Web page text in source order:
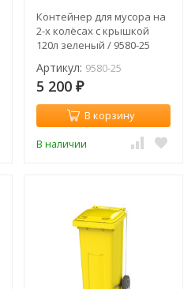
Контейнер для мусора на
2-х колёсах с крышкой
120л зеленый / 9580-25
Артикул: 9580-25
5 200 ₽
В корзину
В наличии